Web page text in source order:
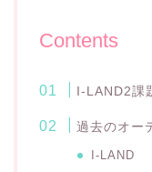
Contents
I-LAND2課
過去のオー
I-LAND